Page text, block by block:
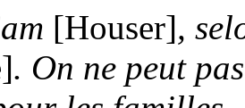
[Houser],
. On ne peut